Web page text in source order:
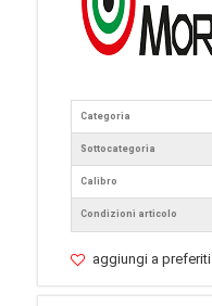
Categoria
Sottocategoria
Calibro
Condizioni articolo
aggiungi a preferiti